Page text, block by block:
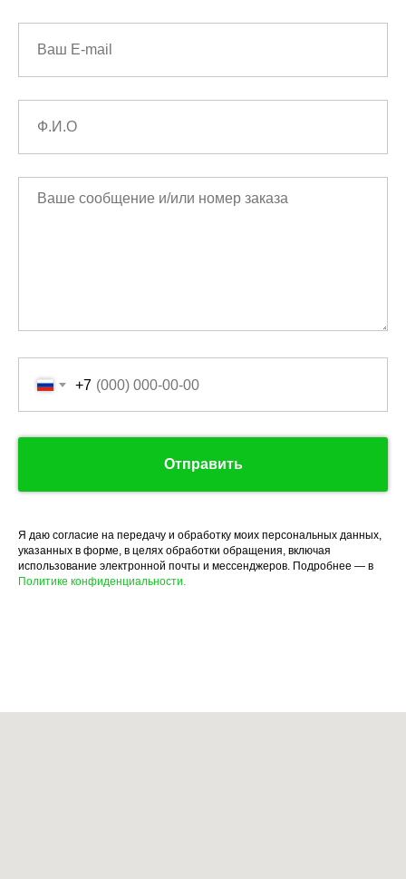
+7
Отправить
Я даю согласие на передачу и обработку моих персональных данных,
указанных в форме, в целях обработки обращения, включая
использование электронной почты и мессенджеров. Подробнее — в
Политике конфиденциальности.